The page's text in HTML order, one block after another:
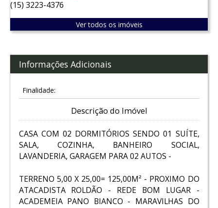
(15) 3223-4376
Ver todos os imóveis
Informações Adicionais
Finalidade:
Descrição do Imóvel
CASA COM 02 DORMITÓRIOS SENDO 01 SUÍTE,
SALA, COZINHA, BANHEIRO SOCIAL,
LAVANDERIA, GARAGEM PARA 02 AUTOS -
TERRENO 5,00 X 25,00= 125,00M² - PROXIMO DO
ATACADISTA ROLDÃO - REDE BOM LUGAR -
ACADEMEIA PANO BIANCO - MARAVILHAS DO